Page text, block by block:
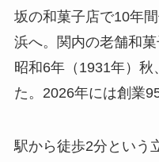
坂の和菓子店で10年
浜へ。関内の老舗和菓
昭和6年（1931年）秋
た。2026年には創業
駅から徒歩2分という